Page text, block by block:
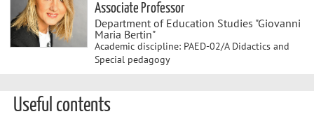
Associate Professor
Department of Education Studies "Giovanni
Maria Bertin"
Academic discipline: PAED-02/A Didactics and
Special pedagogy
Useful contents